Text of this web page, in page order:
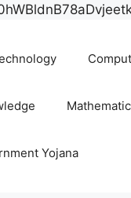
Yojana